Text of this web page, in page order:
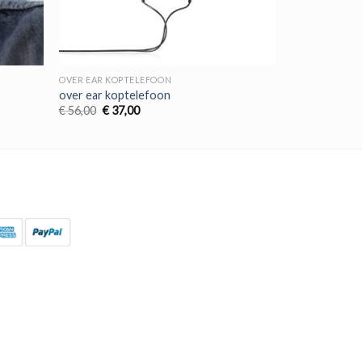
OVER EAR KOPTELEFOON
over ear koptelefoon
€56,00 Oorspronkelijke
€37,00Huidige